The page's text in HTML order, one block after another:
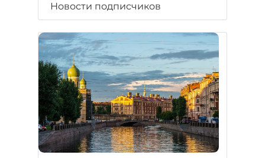
Новости подписчиков